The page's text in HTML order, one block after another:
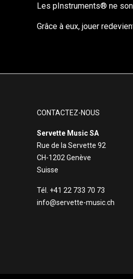
Les pInstruments® ne
Grâce à eux, jouer
CONTACTEZ-NOUS
Servette Music SA
Rue de la Servette 92
CH-1202 Genève
Suisse
Tél. +41 22 733 70 73
info@servette-music.ch